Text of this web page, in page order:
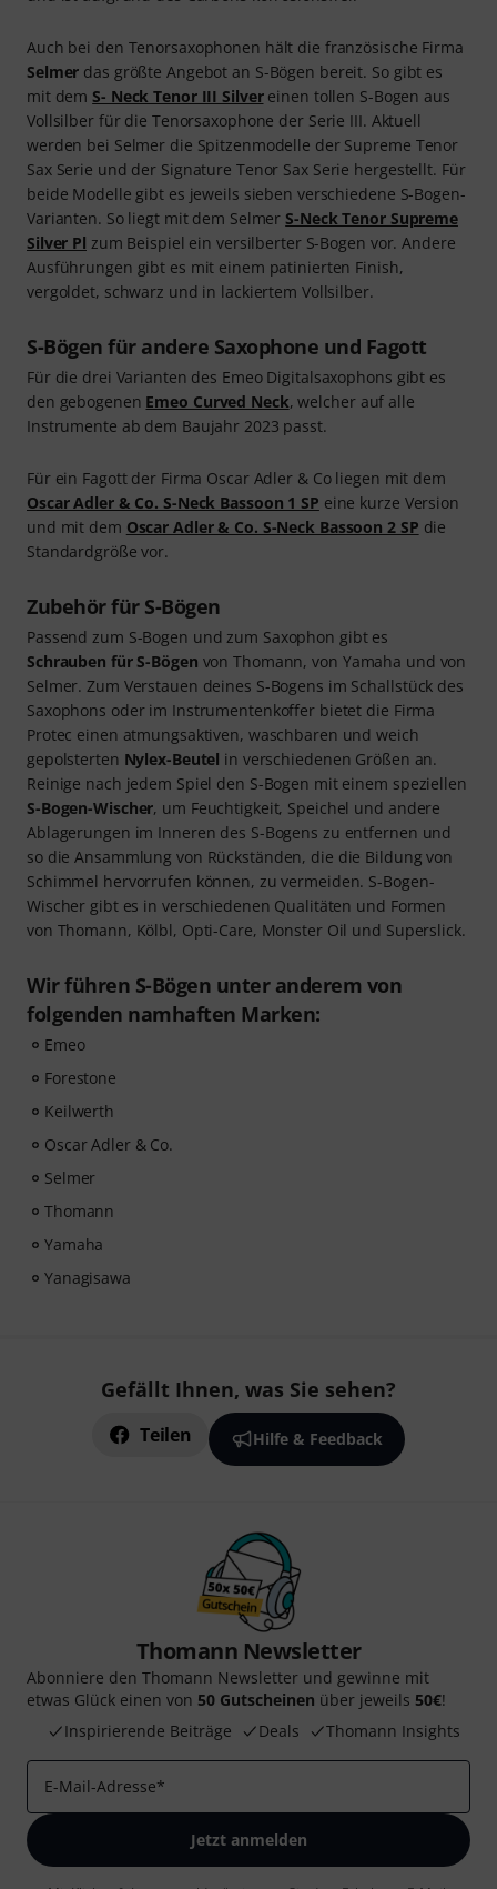
Auch bei den Tenorsaxophonen hält die französische Firma
Selmer das größte Angebot an S-Bögen bereit. So gibt es
mit demS- Neck Tenor III Silvereinen tollen S-Bogen aus
Vollsilber für die Tenorsaxophone der Serie III. Aktuell
werden bei Selmer die Spitzenmodelle der Supreme Tenor
Sax Serie und der Signature Tenor Sax Serie hergestellt. Für
beide Modelle gibt es jeweils sieben verschiedene S-Bogen-
Varianten. So liegt mit dem SelmerS-Neck Tenor Supreme
Silver Pl zum Beispiel ein versilberter S-Bogen vor. Andere
Ausführungen gibt es mit einem patinierten Finish,
vergoldet, schwarz und in lackiertem Vollsilber.
S-Bögen für andere Saxophone und Fagott
Für die drei Varianten des Emeo Digitalsaxophons gibt es
den gebogenen Emeo Curved Neck, welcher auf alle
Instrumente ab dem Baujahr 2023 passt.
Für ein Fagott der Firma Oscar Adler & Co liegen mit dem
Oscar Adler & Co. S-Neck Bassoon 1 SP eine kurze Version
und mit dem Oscar Adler & Co. S-Neck Bassoon 2 SP die
Standardgröße vor.
Zubehör für S-Bögen
Passend zum S-Bogen und zum Saxophon gibt es
Schrauben für S-Bögen von Thomann, von Yamaha und von
Selmer. Zum Verstauen deines S-Bogens im Schallstück des
Saxophons oder im Instrumentenkoffer bietet die Firma
Protec einen atmungsaktiven, waschbaren und weich
gepolsterten Nylex-Beutel in verschiedenen Größen an.
Reinige nach jedem Spiel den S-Bogen mit einem speziellen
S-Bogen-Wischer, um Feuchtigkeit, Speichel und andere
Ablagerungen im Inneren des S-Bogens zu entfernen und
so die Ansammlung von Rückständen, die die Bildung von
Schimmel hervorrufen können, zu vermeiden. S-Bogen-
Wischer gibt es in verschiedenen Qualitäten und Formen
von Thomann, Kölbl, Opti-Care, Monster Oil und Superslick.
Wir führen S-Bögen unter anderem von
folgenden namhaften Marken:
Emeo
Forestone
Keilwerth
Oscar Adler & Co.
Selmer
Thomann
Yamaha
Yanagisawa
Gefällt Ihnen, was Sie sehen?
Teilen Hilfe & Feedback
Thomann Newsletter
Abonniere den Thomann Newsletter und gewinne mit
etwas Glück einen von 50 Gutscheinen über jeweils 50€!
Inspirierende Beiträge
Deals Thomann Insights
E-Mail-Adresse*
Jetzt anmelden